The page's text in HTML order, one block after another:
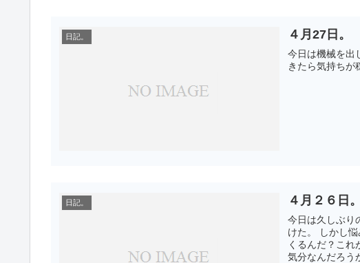
日記。 ４月27日。
今日は機械を出
きたら気持ちが
日記。 ４月２６日。
今日は久しぶり
けた。 しかし
くるんだ？これ
気分なんだろう